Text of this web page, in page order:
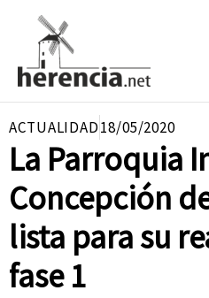
contenido
ACTUALIDAD18/05/2020
La Parroquia
Concepción
lista para su
fase 1